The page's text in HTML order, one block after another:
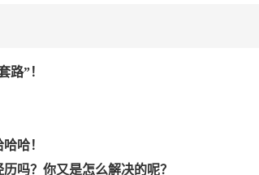
路”！
哈！
吗？你又是怎么解决的呢？